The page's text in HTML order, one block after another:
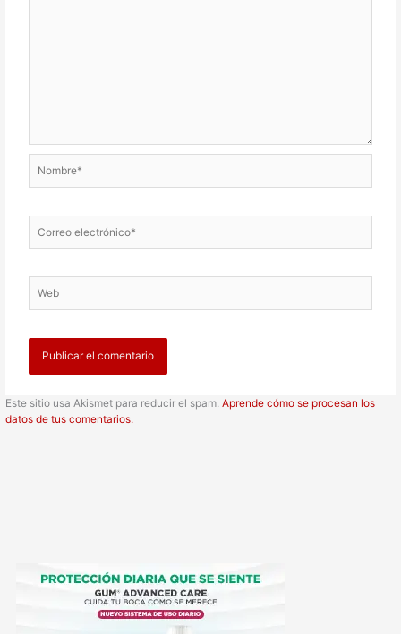
electrónico*
Este sitio usa Akismet para reducir el spam.Aprende cómo se procesan los
datos de tus comentarios.